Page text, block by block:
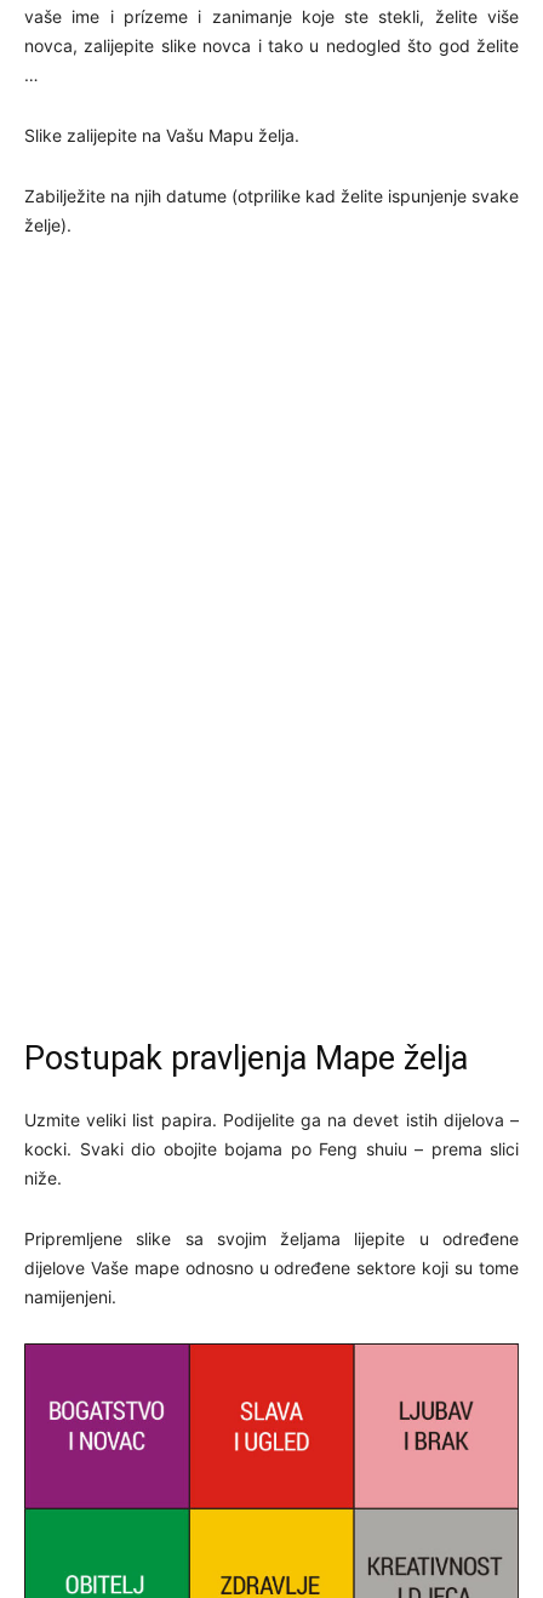
vaše ime i prízeme i zanimanje koje ste stekli, želite više
novca, zalijepite slike novca i tako u nedogled što god želite
…
Slike zalijepite na Vašu Mapu želja.
Zabilježite na njih datume (otprilike kad želite ispunjenje svake
želje).
Postupak pravljenja Mape želja
Uzmite veliki list papira. Podijelite ga na devet istih dijelova –
kocki. Svaki dio obojite bojama po Feng shuiu – prema slici
niže.
Pripremljene slike sa svojim željama lijepite u određene
dijelove Vaše mape odnosno u određene sektore koji su tome
namijenjeni.